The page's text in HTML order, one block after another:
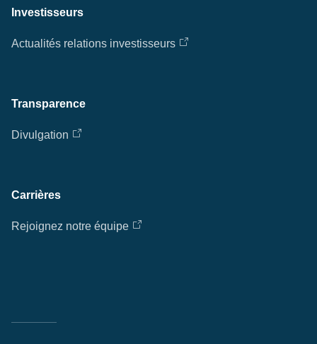
Investisseurs
Actualités relations investisseurs
Transparence
Divulgation
Carrières
Rejoignez notre équipe